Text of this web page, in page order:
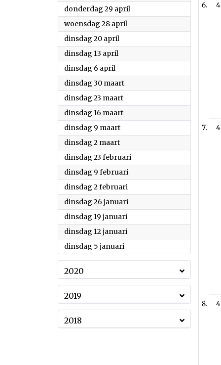
donderdag 29 april
woensdag 28 april
dinsdag 20 april
dinsdag 13 april
dinsdag 6 april
dinsdag 30 maart2021
dinsdag 23 maart2021
dinsdag 16 maart2021
dinsdag 9 maart2021
dinsdag 2 maart2021
dinsdag 23 februari
dinsdag 9 februari
dinsdag 2 februari
dinsdag 26 januari
dinsdag 19 januari
dinsdag 12 januari
dinsdag 5 januari
2020
2019
2018